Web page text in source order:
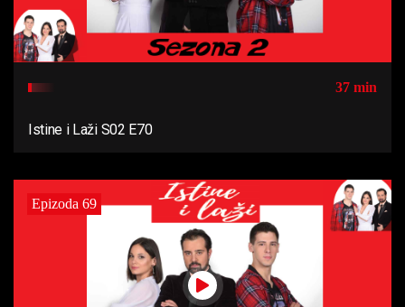
37 min
Istine i Laži S02 E70
Epizoda 69